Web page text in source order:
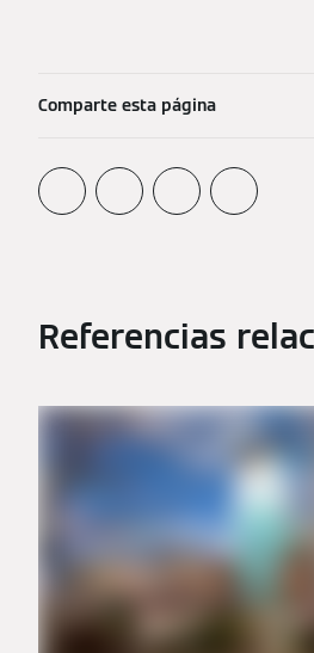
Comparte esta página
Referencias